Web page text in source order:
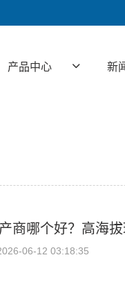
产品中心 新
商哪个好？高海
06-12 03:18:35